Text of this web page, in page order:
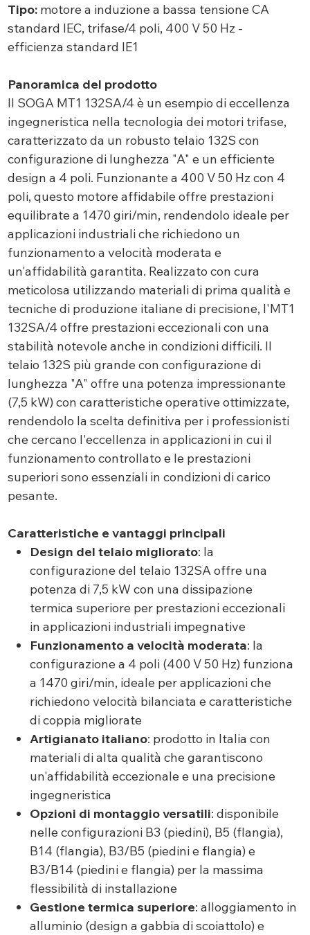
Tipo:motore a induzione a bassa tensione CA
standard IEC, trifase/4 poli, 400 V 50 Hz -
efficienza standard IE1
Panoramica del prodotto
Il SOGA MT1 132SA/4 è un esempio di eccellenza
ingegneristica nella tecnologia dei motori trifase,
caratterizzato da un robusto telaio 132S con
configurazione di lunghezza "A" e un efficiente
design a 4 poli. Funzionante a 400 V 50 Hz con 4
poli, questo motore affidabile offre prestazioni
equilibrate a 1470 giri/min, rendendolo ideale per
applicazioni industriali che richiedono un
funzionamento a velocità moderata e
un'affidabilità garantita. Realizzato con cura
meticolosa utilizzando materiali di prima qualità e
tecniche di produzione italiane di precisione, l'MT1
132SA/4 offre prestazioni eccezionali con una
stabilità notevole anche in condizioni difficili. Il
telaio 132S più grande con configurazione di
lunghezza "A" offre una potenza impressionante
(7,5 kW) con caratteristiche operative ottimizzate,
rendendolo la scelta definitiva per i professionisti
che cercano l'eccellenza in applicazioni in cui il
funzionamento controllato e le prestazioni
superiori sono essenziali in condizioni di carico
pesante.
Caratteristiche e vantaggi principali
Design del telaio migliorato: la
configurazione del telaio 132SA offre una
potenza di 7,5 kW con una dissipazione
termica superiore per prestazioni eccezionali
in applicazioni industriali impegnative
Funzionamento a velocità moderata: la
configurazione a 4 poli (400 V 50 Hz) funziona
a 1470 giri/min, ideale per applicazioni che
richiedono velocità bilanciata e caratteristiche
di coppia migliorate
Artigianato italiano: prodotto in Italia con
materiali di alta qualità che garantiscono
un'affidabilità eccezionale e una precisione
ingegneristica
Opzioni di montaggio versatili: disponibile
nelle configurazioni B3 (piedini), B5 (flangia),
B14 (flangia), B3/B5 (piedini e flangia) e
B3/B14 (piedini e flangia) per la massima
flessibilità di installazione
Gestione termica superiore: alloggiamento in
alluminio (design a gabbia di scoiattolo) e